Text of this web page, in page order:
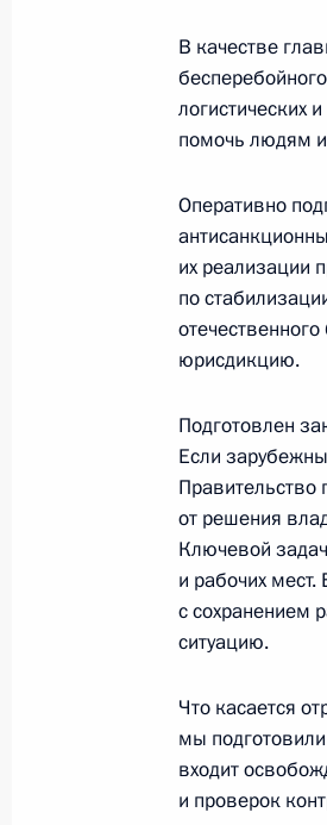
В
14 марта 2022
14 марта 2022
Внесены
в
В
на
В качестве
логистических
помочь людям
Оперативно
их реализации
по
юрисдикцию.
Подготовлен
Если
от решения
Ключевой
и рабочих
с сохранением
ситуацию.
Что касается
мы
входит
и проверок